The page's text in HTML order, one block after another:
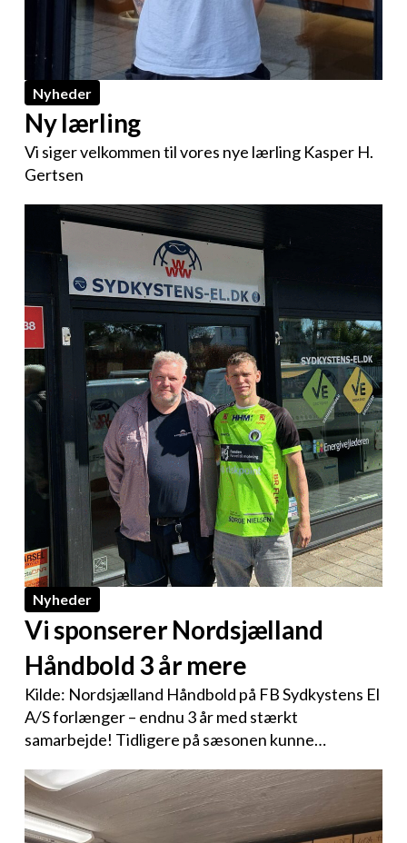
Nyheder
Ny lærling
Vi siger velkommen til vores nye lærling Kasper H.
Gertsen
Nyheder
Vi sponserer Nordsjælland
Håndbold 3 år mere
Kilde: Nordsjælland Håndbold på FB Sydkystens El
A/S forlænger – endnu 3 år med stærkt
samarbejde! Tidligere på sæsonen kunne…